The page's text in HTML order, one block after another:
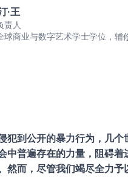
·王
责人
球商业与数字艺术学士学位，辅
犯到公开的暴力行为，几个
中普遍存在的力量，阻碍
然而，尽管我们竭尽全力予